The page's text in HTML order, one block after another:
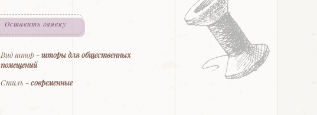
Оставить заявку
Вид штор -шторы для общественных
помещений
Стиль -современные